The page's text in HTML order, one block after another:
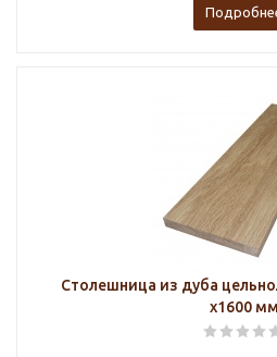
Столешница из дуба
х1600 мм